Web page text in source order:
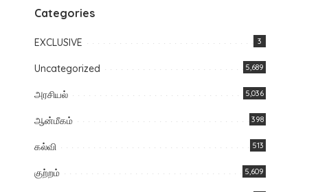
Categories
EXCLUSIVE 3
Uncategorized 5,689
அரசியல் 5,036
ஆன்மீகம் 398
கல்வி 513
குற்றம் 5,609